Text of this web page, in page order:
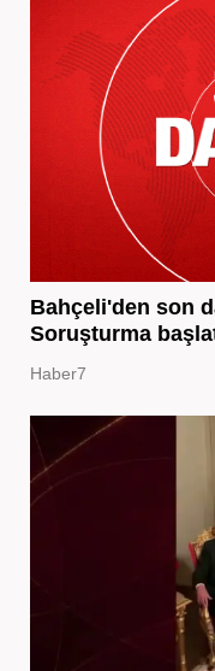
Bahçeli'den son
Soruşturma
Haber7